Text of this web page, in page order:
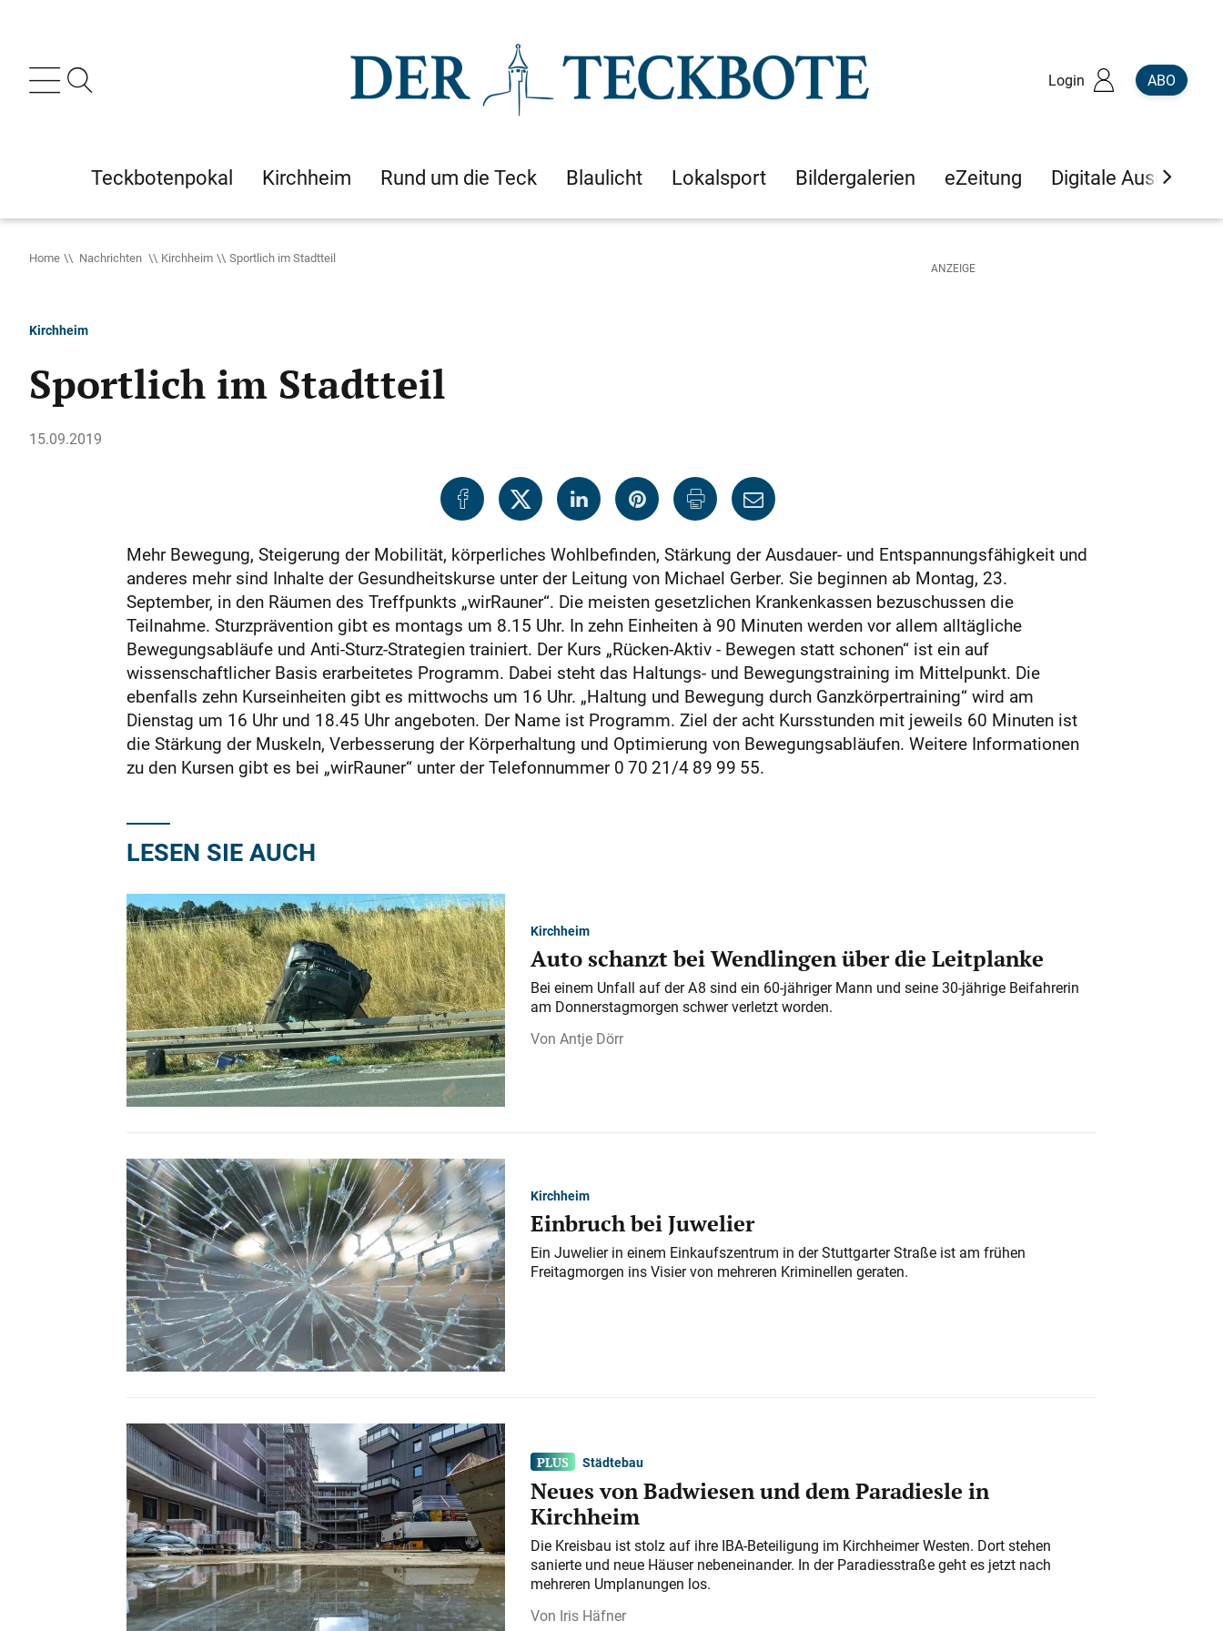
Login ABO
Teckbotenpokal Kirchheim Rund um die Teck Blaulicht Lokalsport Bildergalerien eZeitung Digitale Ausgaben
Home Nachrichten Kirchheim Sportlich im Stadtteil
Kirchheim
Sportlich im Stadtteil
15.09.2019
Mehr Bewegung, Steigerung der Mobilität, körperliches Wohlbefinden, Stärkung der Ausdauer- und Entspannungsfähigkeit und
anderes mehr sind Inhalte der Gesundheitskurse unter der Leitung von Michael Gerber. Sie beginnen ab Montag, 23.
September, in den Räumen des Treffpunkts „wirRauner“. Die meisten gesetzlichen Krankenkassen bezuschussen die
Teilnahme. Sturzprävention gibt es montags um 8.15 Uhr. In zehn Einheiten à 90 Minuten werden vor allem alltägliche
Bewegungsabläufe und Anti-Sturz-Strategien trainiert. Der Kurs „Rücken-Aktiv - Bewegen statt schonen“ ist ein auf
wissenschaftlicher Basis erarbeitetes Programm. Dabei steht das Haltungs- und Bewegungstraining im Mittelpunkt. Die
ebenfalls zehn Kurseinheiten gibt es mittwochs um 16 Uhr. „Haltung und Bewegung durch Ganzkörpertraining“ wird am
Dienstag um 16 Uhr und 18.45 Uhr angeboten. Der Name ist Programm. Ziel der acht Kursstunden mit jeweils 60 Minuten ist
die Stärkung der Muskeln, Verbesserung der Körperhaltung und Optimierung von Bewegungsabläufen. Weitere Informationen
zu den Kursen gibt es bei „wirRauner“ unter der Telefonnummer 0 70 21/4 89 99 55.
LESEN SIE AUCH
Kirchheim
Auto schanzt bei Wendlingen über die Leitplanke
Bei einem Unfall auf der A 8 sind ein 60-jähriger Mann und seine 30-jährige Beifahrerin
am Donnerstagmorgen schwer verletzt worden.
Antje Dörr
Kirchheim
Einbruch bei Juwelier
Ein Juwelier in einem Einkaufszentrum in der Stuttgarter Straße ist am frühen
Freitagmorgen ins Visier von mehreren Kriminellen geraten.
Städtebau
Neues von Badwiesen und dem Paradiesle in
Kirchheim
Die Kreisbau ist stolz auf ihre IBA-Beteiligung im Kirchheimer Westen. Dort stehen
sanierte und neue Häuser nebeneinander. In der Paradiesstraße geht es jetzt nach
mehreren Umplanungen los.
Iris Häfner